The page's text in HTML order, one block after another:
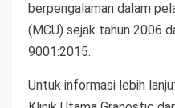
berpengalaman dalam
(MCU) sejak tahun 2006
9001:2015.
Untuk informasi lebih